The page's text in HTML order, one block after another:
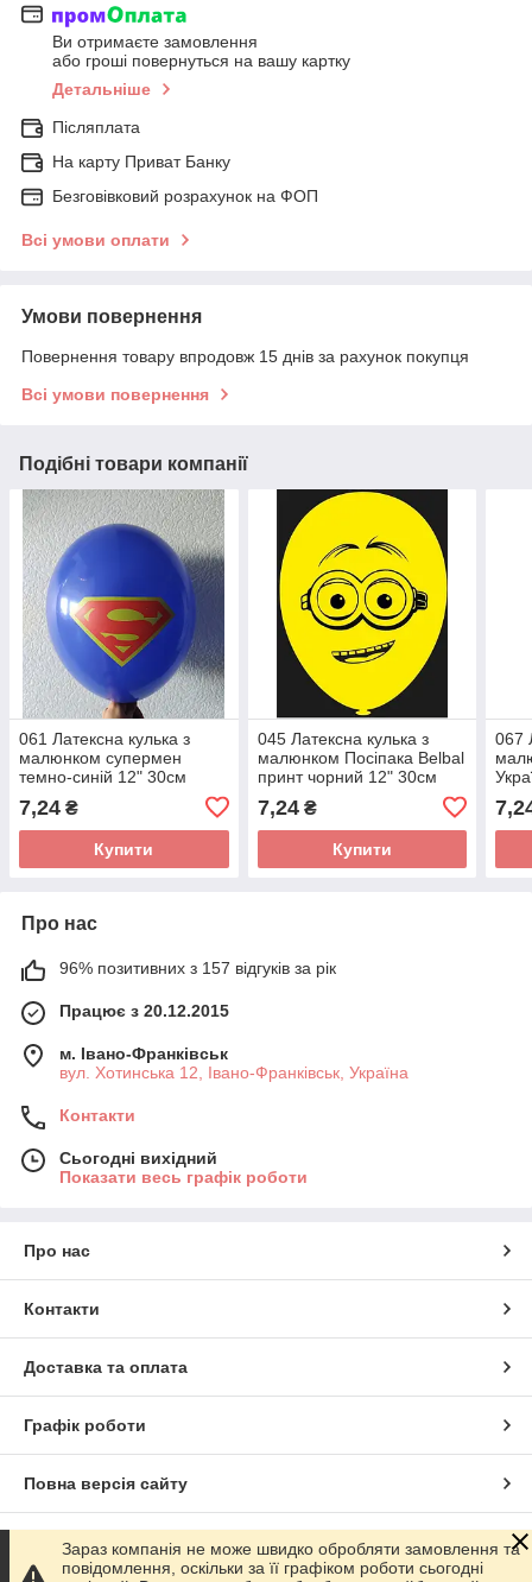
Ви отримаєте замовлення
або гроші повернуться на вашу картку
Детальніше
Післяплата
На карту Приват Банку
Безговівковий розрахунок на ФОП
Всі умови оплати
Умови повернення
Повернення товару впродовж 15 днів за рахунок покупця
Всі умови повернення
Подібні товари компанії
061 Латексна кулька з
малюнком супермен
темно-синій 12" 30см
7,24 ₴
Купити
045 Латексна кулька з
малюнком Посіпака Belbal
принт чорний 12" 30см
7,24₴
Купити
067
ТМ
Про нас
96% позитивних з 157 відгуків за рік
Працює з 20.12.2015
м. Івано-Франківськ
вул. Хотинська 12, Івано-Франківськ, Україна
Контакти
Сьогодні вихідний
Показати весь графік роботи
Про нас
Контакти
Доставка та оплата
Графік роботи
Повна версія сайту
Сайт створено на маркетплейсі Prom.ua
Зараз компанія не може швидко обробляти замовлення та
повідомлення, оскільки за її графіком роботи сьогодні